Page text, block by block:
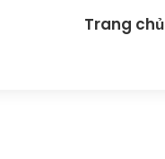
Trang chủ